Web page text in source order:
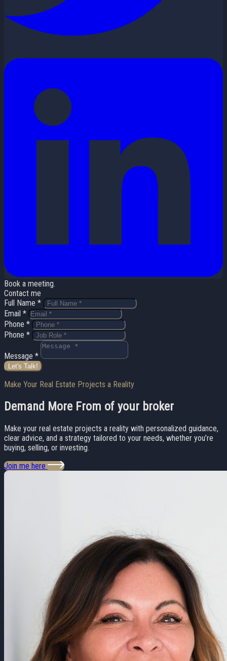
Book a meeting.
Contact me
Full Name *
Email *
Phone *
Phone *
Message *
Let's Talk!
Make Your Real Estate Projects a Reality
Demand More From of your broker
Make your real estate projects a reality with personalized guidance,
clear advice, and a strategy tailored to your needs, whether you’re
buying, selling, or investing.
Join me here